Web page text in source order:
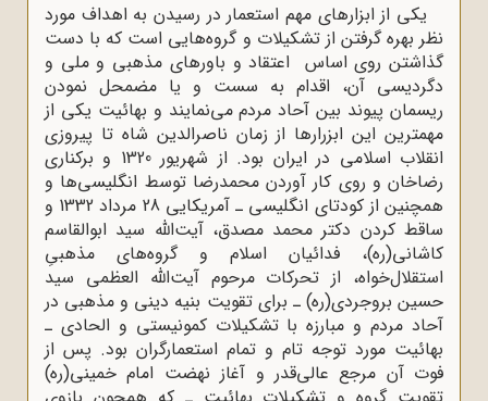
یکی از ابزارهای مهم استعمار در رسیدن به اهداف مورد
نظر بهره گرفتن از تشکیلات و گروه‌هایی است که با دست
گذاشتن روی اساس اعتقاد و باورهای مذهبی و ملی و
دگردیسی آن، اقدام به سست و یا مضمحل نمودن
ریسمان پیوند بین آحاد مردم می‌نمایند و بهائیت یکی از
مهمترین این ابزرارها از زمان ناصرالدین شاه تا پیروزی
انقلاب اسلامی در ایران بود. از شهریور 1320 و برکناری
رضاخان و روی کار آوردن محمدرضا توسط انگلیسی‌ها و
همچنین از کودتای انگلیسی ـ آمریکایی 28 مرداد 1332 و
ساقط کردن دکتر محمد مصدق، آیت‌الله سید ابوالقاسم
کاشانی(ره)، فدائیان اسلام و گروه‌های مذهبیِ
استقلال‌خواه، از تحرکات مرحوم آیت‌الله العظمی سید
حسین بروجردی(ره) ـ برای تقویت بنیه دینی و مذهبی در
آحاد مردم و مبارزه با تشکیلات کمونیستی و الحادی ـ
بهائیت مورد توجه تام و تمام استعمارگران بود. پس از
فوت آن مرجع عالی‌قدر و آغاز نهضت امام خمینی(ره)